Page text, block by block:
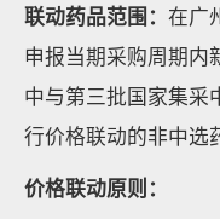
联动药品范围： 在广
申报当期采购周期内
中与第三批国家集采
行价格联动的非中选
价格联动原则：